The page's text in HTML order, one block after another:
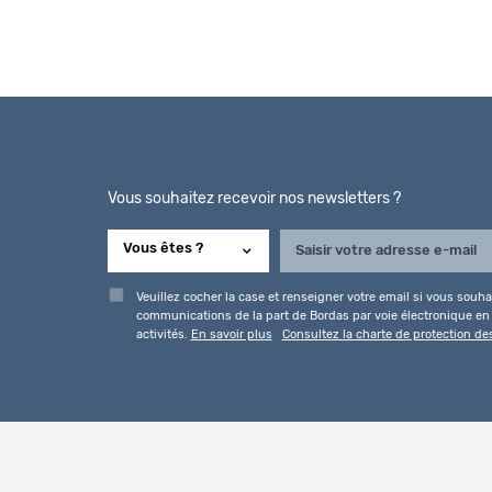
Vous souhaitez recevoir nos newsletters ?
Veuillez cocher la case et renseigner votre email si vous
communications de la part de Bordas par voie électronique
activités.
En savoir plus Consultez la charte de protection